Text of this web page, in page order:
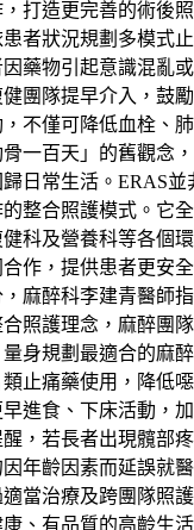
打造更完善的術後
者狀況規劃多模式
藥物引起意識混亂
團隊提早介入，鼓
不僅可降低血栓、
一百天」的舊觀念
日常生活。ERAS並
整合照護模式。它
科及營養科等各個
作，提供患者更安
麻醉科李建青醫師
照護理念，麻醉團
身規劃最適合的麻
止痛藥使用，降低
進食、下床活動，
，若長者出現髖部
年齡因素而延誤就
當治療及跨團隊照
、有品質的高齡生